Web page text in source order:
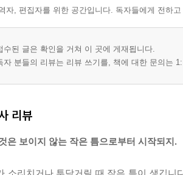
자, 편집자를 위한 공간입니다. 독자들에게 전하
수된 글은 확인을 거쳐 이 곳에 게재됩니다.
자 분들의 리뷰는 리뷰 쓰기를, 책에 대한 문의는
리뷰
은 보이지 않는 작은 틈으로부터 시작되지.
소리치거나 투닥거릴 때 작은 틈이 생깁